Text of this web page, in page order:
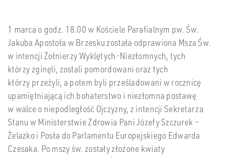
1 marca o godz. 18.00 w Kościele Parafialnym pw. Św.
Jakuba Apostoła w Brzesku została odprawiona Msza Św.
w intencji Żołnierzy Wyklętych-Niezłomnych, tych
którzy zginęli, zostali pomordowani oraz tych
którzy przeżyli, a potem byli prześladowani w rocznicę
upamiętniającą ich bohaterstwo i niezłomna postawę
w walce o niepodległość Ojczyzny, z intencji Sekretarza
Stanu w Ministerstwie Zdrowia Pani Józefy Szczurek –
Żelazko i Posła do Parlamentu Europejskiego Edwarda
Czesaka. Po mszy św. zostały złożone kwiaty